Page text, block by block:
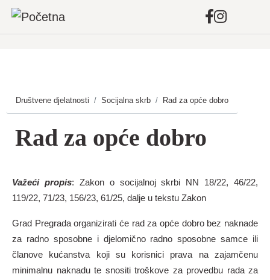
content
Društvene djelatnosti Socijalna skrb Rad za opće dobro
Rad za opće dobro
Važeći propis: Zakon o socijalnoj skrbi NN 18/22, 46/22,
119/22, 71/23, 156/23, 61/25, dalje u tekstu Zakon
Grad Pregrada organizirati će rad za opće dobro bez naknade
za radno sposobne i djelomično radno sposobne samce ili
članove kućanstva koji su korisnici prava na zajamčenu
minimalnu naknadu te snositi troškove za provedbu rada za